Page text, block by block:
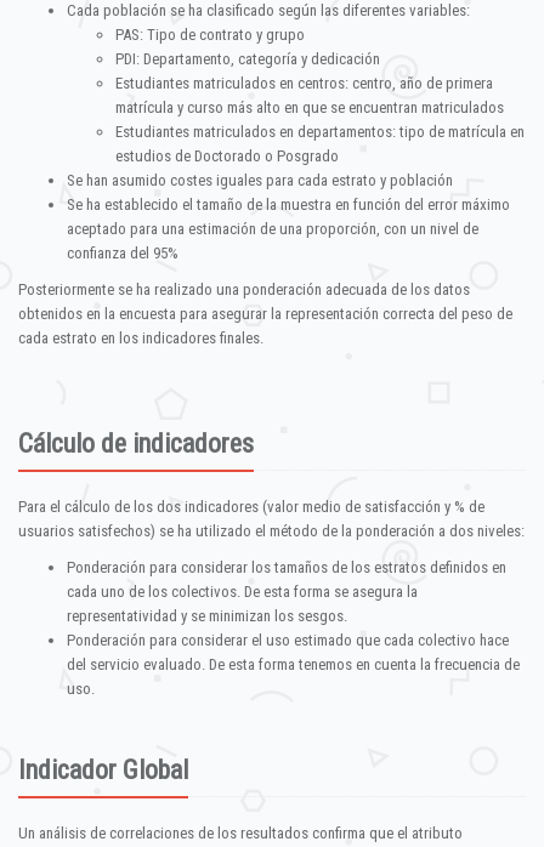
Cada población se ha clasificado según las diferentes variables:
PAS: Tipo de contrato y grupo
PDI: Departamento, categoría y dedicación
Estudiantes matriculados en centros: centro, año de primera
matrícula y curso más alto en que se encuentran matriculados
Estudiantes matriculados en departamentos: tipo de matrícula en
estudios de Doctorado o Posgrado
Se han asumido costes iguales para cada estrato y población
Se ha establecido el tamaño de la muestra en función del error máximo
aceptado para una estimación de una proporción, con un nivel de
confianza del 95%
Posteriormente se ha realizado una ponderación adecuada de los datos
obtenidos en la encuesta para asegurar la representación correcta del peso de
cada estrato en los indicadores finales.
Cálculo de indicadores
Para el cálculo de los dos indicadores (valor medio de satisfacción y % de
usuarios satisfechos) se ha utilizado el método de la ponderación a dos niveles:
Ponderación para considerar los tamaños de los estratos definidos en
cada uno de los colectivos. De esta forma se asegura la
representatividad y se minimizan los sesgos.
Ponderación para considerar el uso estimado que cada colectivo hace
del servicio evaluado. De esta forma tenemos en cuenta la frecuencia de
uso.
Indicador Global
Un análisis de correlaciones de los resultados confirma que el atributo